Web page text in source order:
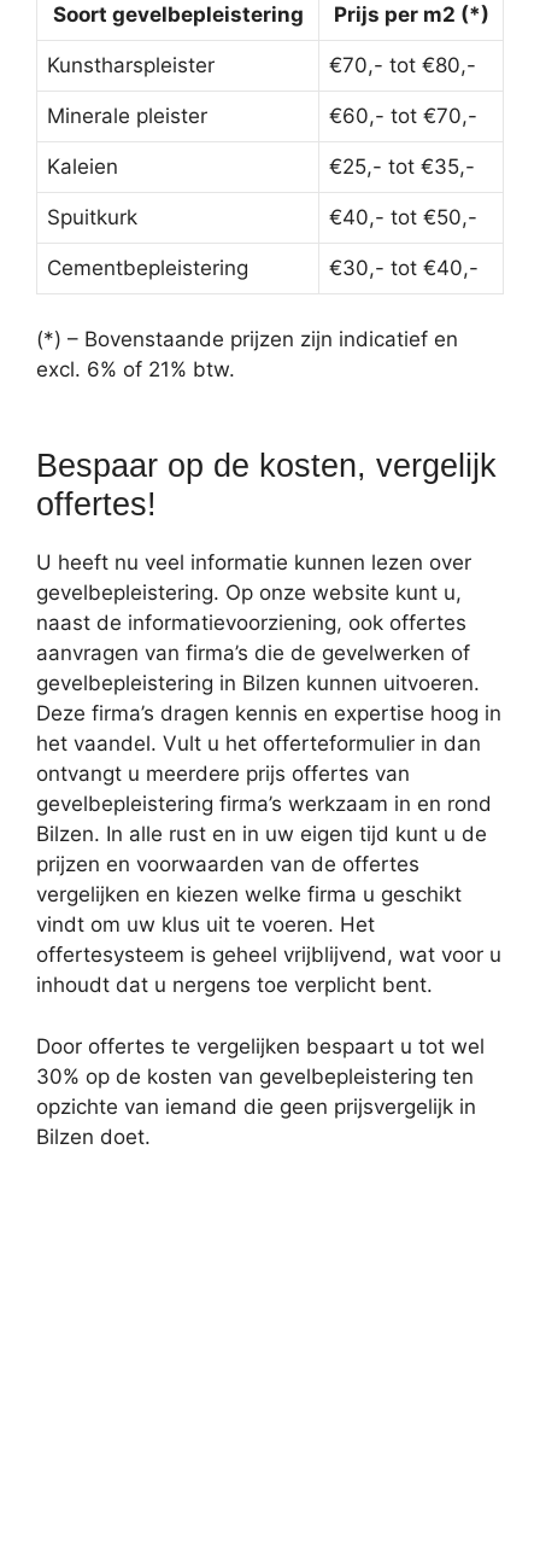
Soort gevelbepleistering Prijs per m2 (*)
Kunstharspleister €70,- tot €80,-
Minerale pleister €60,- tot €70,-
Kaleien €25,- tot €35,-
Spuitkurk €40,- tot €50,-
Cementbepleistering €30,- tot €40,-
(*) – Bovenstaande prijzen zijn indicatief en
excl. 6% of 21% btw.
Bespaar op de kosten, vergelijk
offertes!
U heeft nu veel informatie kunnen lezen over
gevelbepleistering. Op onze website kunt u,
naast de informatievoorziening, ook offertes
aanvragen van firma’s die de gevelwerken of
gevelbepleistering in Bilzen kunnen uitvoeren.
Deze firma’s dragen kennis en expertise hoog in
het vaandel. Vult u het offerteformulier in dan
ontvangt u meerdere prijs offertes van
gevelbepleistering firma’s werkzaam in en rond
Bilzen. In alle rust en in uw eigen tijd kunt u de
prijzen en voorwaarden van de offertes
vergelijken en kiezen welke firma u geschikt
vindt om uw klus uit te voeren. Het
offertesysteem is geheel vrijblijvend, wat voor u
inhoudt dat u nergens toe verplicht bent.
Door offertes te vergelijken bespaart u tot wel
30% op de kosten van gevelbepleistering ten
opzichte van iemand die geen prijsvergelijk in
Bilzen doet.